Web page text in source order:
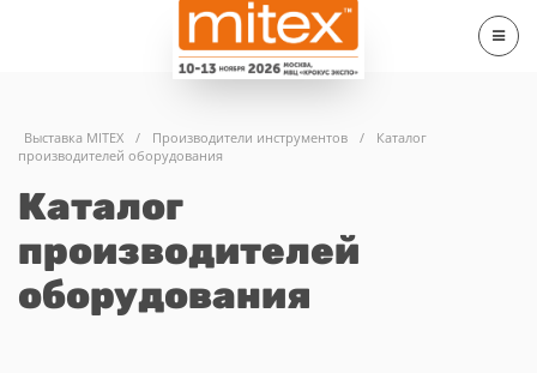
Выставка MITEX / Производители инструментов /
Каталог
производителей оборудования
Каталог
производителей
оборудования